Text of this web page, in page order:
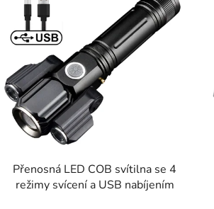
r
o
Přenosná LED COB svítilna se 4
režimy svícení a USB nabíjením